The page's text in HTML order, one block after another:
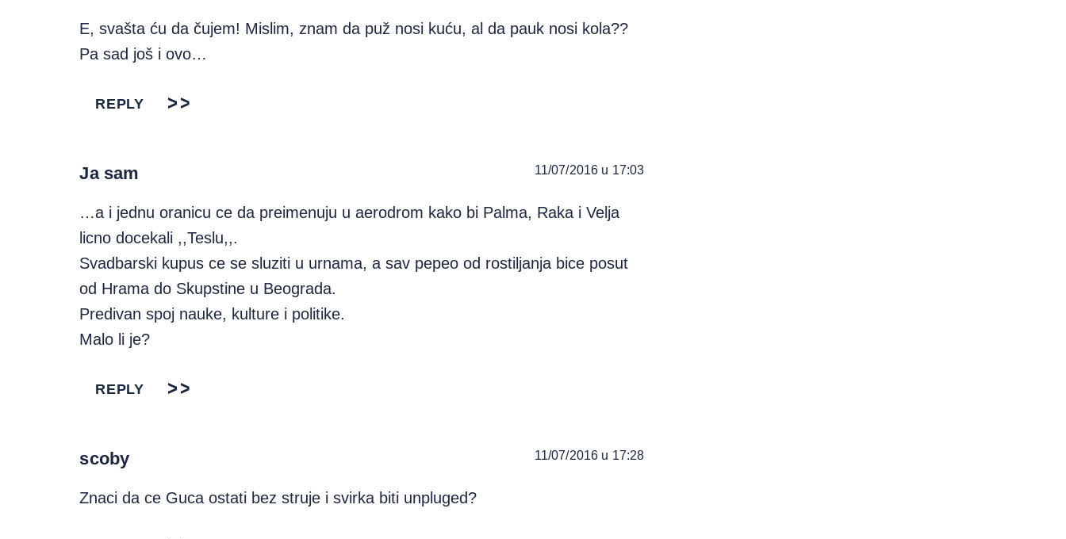
E, svašta ću da čujem! Mislim, znam da puž nosi kuću, al da pauk nosi kola??
Pa sad još i ovo…
REPLY
Ja sam 11/07/2016 u 17:03
…a i jednu oranicu ce da preimenuju u aerodrom kako bi Palma, Raka i Velja
licno docekali ,,Teslu,,.
Svadbarski kupus ce se sluziti u urnama, a sav pepeo od rostiljanja bice posut
od Hrama do Skupstine u Beograda.
Predivan spoj nauke, kulture i politike.
Malo li je?
REPLY
scoby 11/07/2016 u 17:28
Znaci da ce Guca ostati bez struje i svirka biti unpluged?